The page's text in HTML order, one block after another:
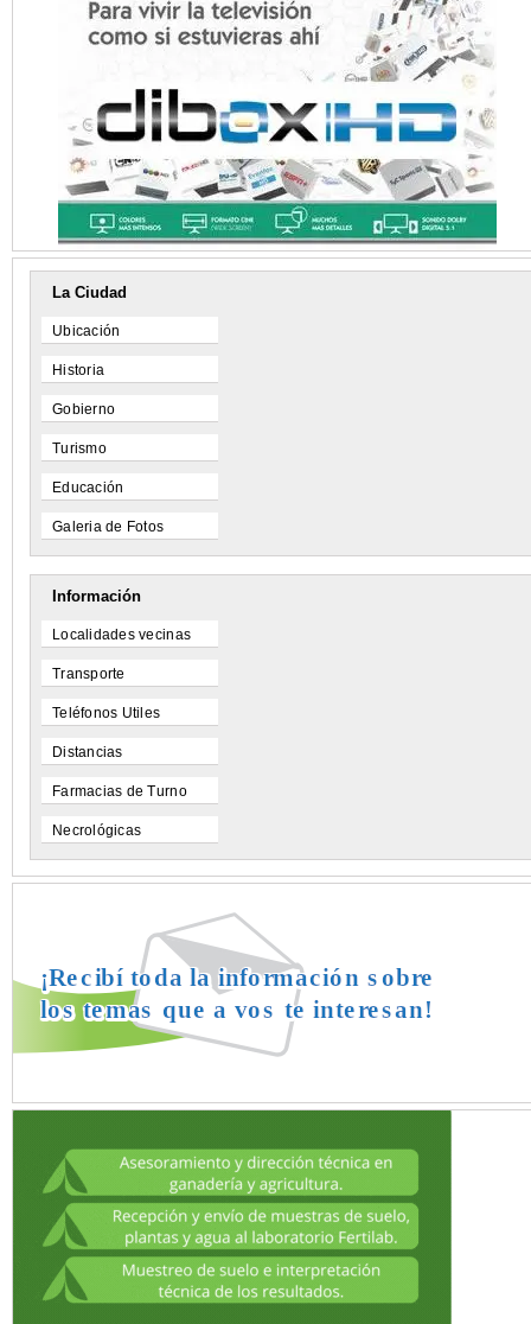
La Ciudad
Ubicación
Historia
Gobierno
Turismo
Educación
Galeria de Fotos
Información
Localidades vecinas
Transporte
Teléfonos Utiles
Distancias
Farmacias de Turno
Necrológicas